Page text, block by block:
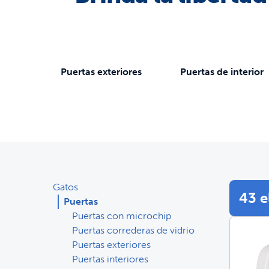
de Gatos
Puertas exteriores Puertas de interior
Gatos
Puertas
Puertas con microchip
Puertas correderas de vidrio
Puertas exteriores
Puertas interiores
43